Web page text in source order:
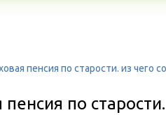
пенсия по старости. из чего
пенсия по